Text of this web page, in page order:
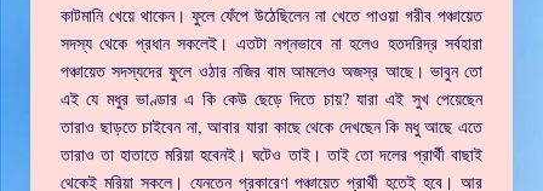
কাটমানি খেয়ে থাকেন। ফুলে ফেঁপে উঠেছিলেন না খেতে পাওয়া গরীব পঞ্চায়েত
সদস্য থেকে প্রধান সকলেই। এতটা নগ্নভাবে না হলেও হতদরিদ্র সর্বহারা
পঞ্চায়েত সদস্যদের ফুলে ওঠার নজির বাম আমলেও অজস্র আছে। ভাবুন তো
এই যে মধুর ভাণ্ডার এ কি কেউ ছেড়ে দিতে চায়? যারা এই সুখ পেয়েছেন
তারাও ছাড়তে চাইবেন না, আবার যারা কাছে থেকে দেখছেন কি মধু আছে এতে
তারাও তা হাতাতে মরিয়া হবেনই। ঘটেও তাই। তাই তো দলের প্রার্থী বাছাই
থেকেই মরিয়া সকলে। যেনতেন প্রকারেণ পঞ্চায়েত প্রার্থী হতেই হবে। আর